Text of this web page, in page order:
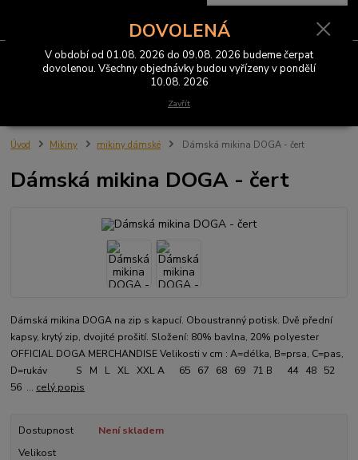
Menu
0 Kč
Úvod Mikiny mikiny dámské Dámská mikina DOGA - čert
Dámská mikina DOGA - čert
Dámská mikina DOGA na zip s kapucí. Oboustranný potisk. Dvě přední
kapsy, krytý zip, dvojité prošití. Složení: 80% bavlna, 20% polyester
OFFICIAL DOGA MERCHANDISE Velikosti v cm : A=délka, B=prsa, C=pas,
D=rukáv S M L XL XXL A 65 67 68 69 71 B 44 48 52
56 ... celý popis
Dostupnost
Není skladem
Velikost
DOVOLENÁ
V období od 01.08. 2026 do 09.08. 2026 budeme čerpat
dovolenou. Všechny objednávky budou vyřízeny v pondělí
10.08. 2026
Zavřít